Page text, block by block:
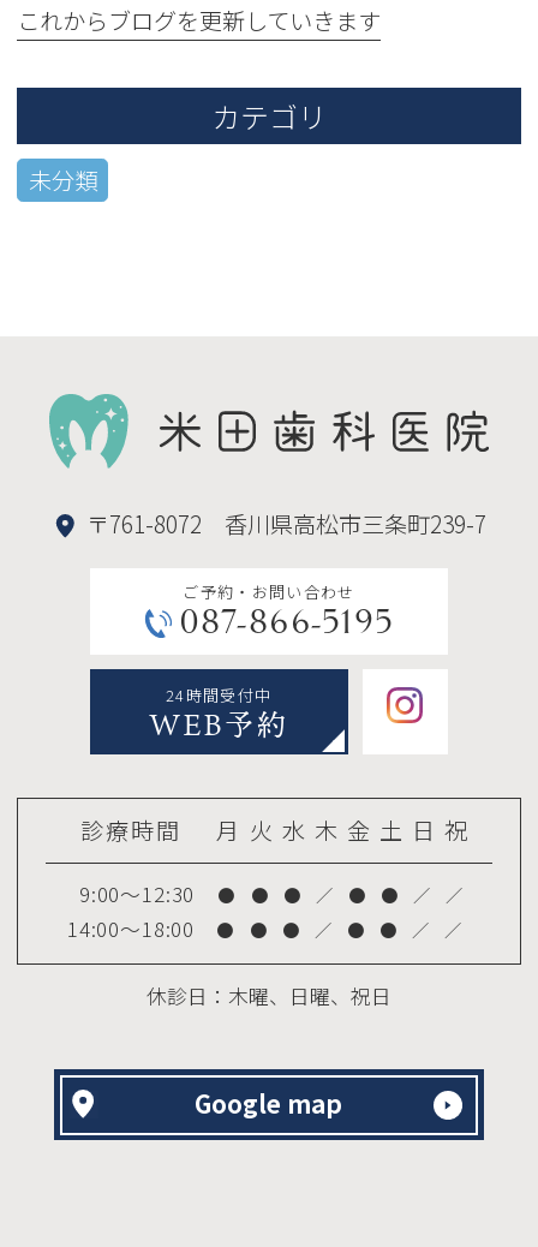
これからブログを更新していきます
カテゴリ
未分類
〒761-8072 香川県高松市三条町239-7
ご予約・お問い合わせ
087-866-5195
24時間受付中
WEB予約
診療時間 月 火 水 木 金 土 日 祝
9:00～12:30 ● ● ● ／ ● ● ／ ／
14:00～18:00 ● ● ● ／ ● ● ／ ／
休診日：木曜、日曜、祝日
Google map